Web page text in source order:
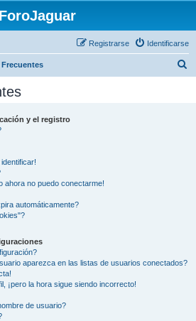
ForoJaguar
Identificarse
Registrarse
y el registro
ahora no puedo conectarme!
automáticamente?
aparezca en las listas de usuarios conectados?
¡pero la hora sigue siendo incorrecto!
de usuario?